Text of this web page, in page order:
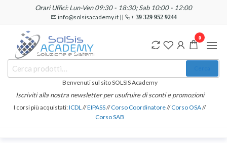
contenuto
Orari Uffici: Lun-Ven 09:30 - 18:30; Sab 10:00 - 12:00
info@solsisacademy.it || + 39 329 952 9244
SOLSIS
Academy
Corsi e
Certificazioni
Linguistiche
Benvenuti sul sito SOLSIS Academy
Iscriviti alla nostra newsletter per usufruire di sconti e promozioni
I corsi più acquistati:ICDL//EIPASS//Corso Coordinatore//Corso OSA//
Corso SAB
0